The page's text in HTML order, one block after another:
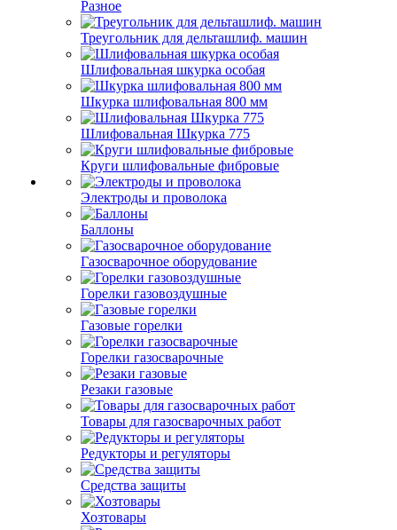
Разное
Треугольник для дельташлиф. машин
Шлифовальная шкурка особая
Шкурка шлифовальная 800 мм
Шлифовальная Шкурка 775
Круги шлифовальные фибровые
Электроды и проволока
Баллоны
Газосварочное оборудование
Горелки газовоздушные
Газовые горелки
Горелки газосварочные
Резаки газовые
Товары для газосварочных работ
Редукторы и регуляторы
Средства защиты
Хозтовары